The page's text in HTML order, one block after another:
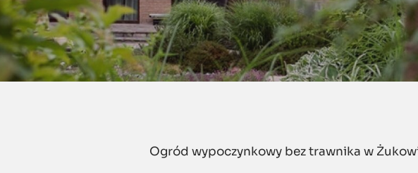
Ogród wypoczynkowy bez trawnika w